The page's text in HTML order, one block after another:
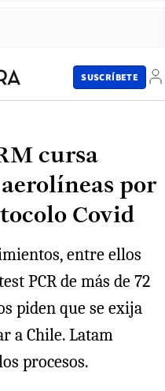
SUSCRÍBETE
cursa
por
Covid
entre ellos
PCR de más de 72
piden que se exija
a Chile. Latam
procesos.